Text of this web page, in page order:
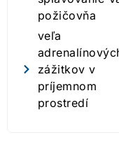
požičovňa
veľa
zážitkov v
príjemnom
prostredí